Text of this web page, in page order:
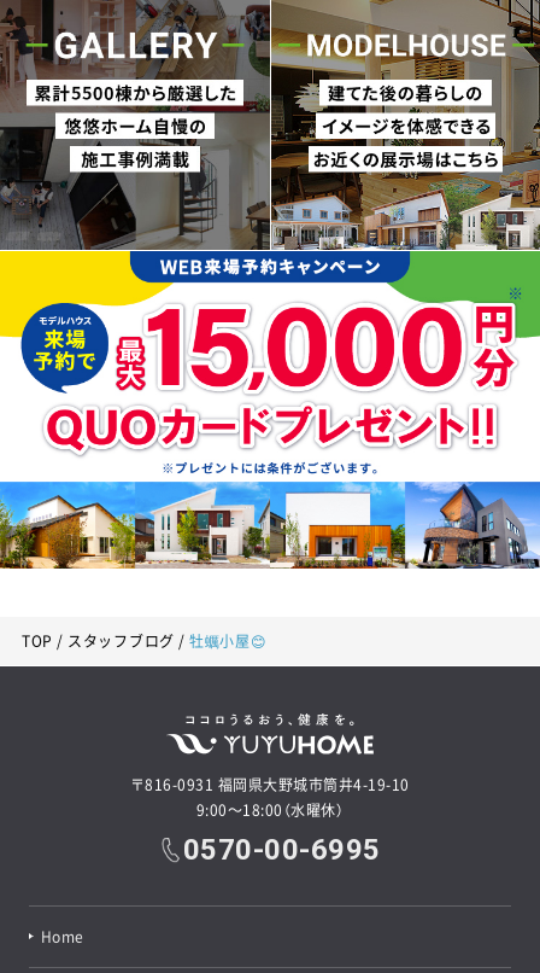
TOP スタッフブログ 牡蠣小屋😊
〒816-0931 福岡県大野城市筒井4-19-10
9:00～18:00（水曜休）
0570-00-6995
Home